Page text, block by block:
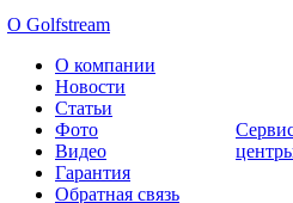
О Golfstream
О компании
Новости
Статьи
Фото
Видео
Гарантия
Обратная связь